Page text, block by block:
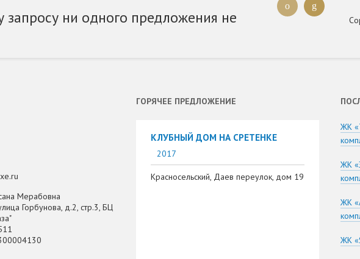
ни одного предложения не
Мерабовна
Горбунова, д.2, стр.3, БЦ
ГОРЯЧЕЕ ПРЕДЛОЖЕНИЕ
КЛУБНЫЙ ДОМ НА СРЕТЕНКЕ
2017
Красносельский, Даев переулок, дом 19
ЖК
ЖК
ЖК
ЖК